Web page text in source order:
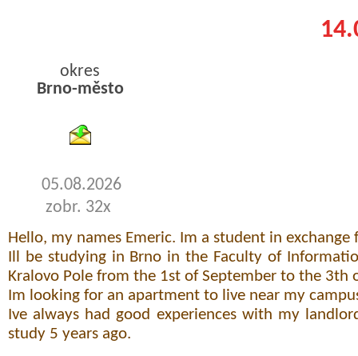
okres
Brno-město
05.08.2026
zobr. 32x
Hello, my names Emeric. Im a student in exchange
Ill be studying in Brno in the Faculty of
Kralovo Pole from the 1st of September to the 3th
Im looking for an apartment to live near my
Ive always had good experiences with my
study 5 years ago.